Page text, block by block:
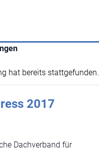
hat bereits stattgefunden.
2017
Dachverband für